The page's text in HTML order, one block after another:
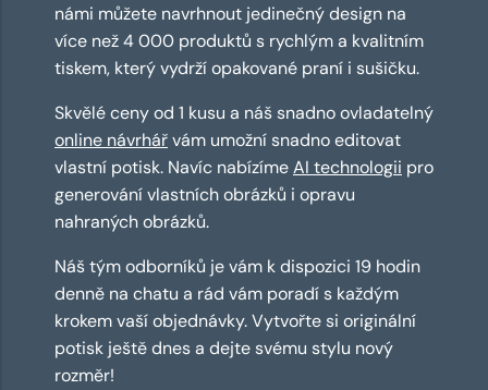
námi můžete navrhnout jedinečný design na
více než 4 000 produktů s rychlým a kvalitním
tiskem, který vydrží opakované praní i sušičku.
Skvělé ceny od 1 kusu a náš snadno ovladatelný
online návrhářvám umožní snadno editovat
vlastní potisk. Navíc nabízímeAI technologii pro
generování vlastních obrázků i opravu
nahraných obrázků.
Náš tým odborníků je vám k dispozici 19 hodin
denně na chatu a rád vám poradí s každým
krokem vaší objednávky. Vytvořte si originální
potisk ještě dnes a dejte svému stylu nový
rozměr!